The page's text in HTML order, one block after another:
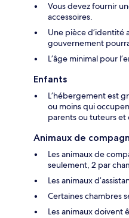
Vous devez fournir
accessoires.
Une pièce d’identité
gouvernement
L’âge minimal pour
Enfants
L’hébergement est
ou moins qui
parents ou tuteurs et
Animaux de
Les animaux de
seulement, 2 par
Les animaux
Certaines chambres
Les animaux doivent